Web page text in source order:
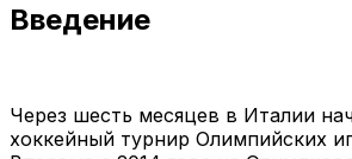
Введение
Через шесть месяцев в Италии
хоккейный турнир Олимпийских